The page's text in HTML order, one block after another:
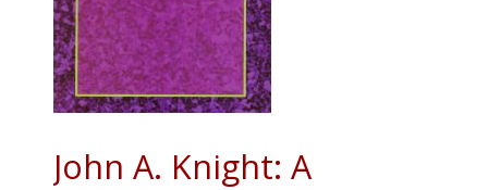
John A. Knight: A